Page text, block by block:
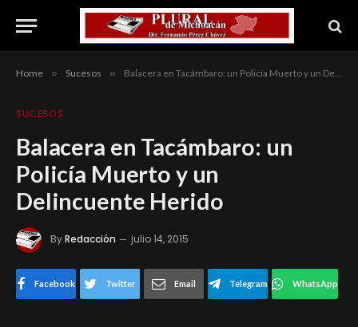
Home » Sucesos » Balacera en Tacámbaro: un Policía Muerto y un Delincuente Herido
SUCESOS
Balacera en Tacámbaro: un
Policía Muerto y un
Delincuente Herido
ByRedacción julio 14, 2015
Facebook Twitter Email Telegram WhatsApp